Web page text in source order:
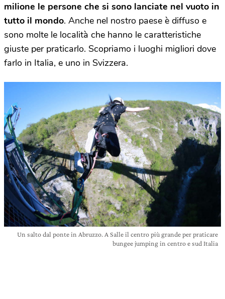
milione le persone che si sono lanciate nel vuoto in
tutto il mondo. Anche nel nostro paese è diffuso e
sono molte le località che hanno le caratteristiche
giuste per praticarlo. Scopriamo i luoghi migliori dove
farlo in Italia, e uno in Svizzera.
Un salto dal ponte in Abruzzo. A Salle il centro più grande per praticare
bungee jumping in centro e sud Italia